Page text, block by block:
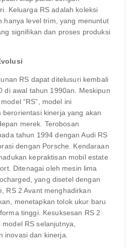
Keluarga RS adalah koleksi
hanya level trim, yang menuntut
signifikan dan proses produksi
RS dapat ditelusuri kembali
di awal tahun 1990an. Meskipun
“RS”, model ini
berorientasi kinerja yang akan
merek. Terobosan
tahun 1994 dengan Audi RS
dengan Porsche. Kendaraan
kepraktisan mobil estate
Ditenagai oleh mesin lima
yang disetel dengan
RS 2 Avant menghadirkan
menetapkan tolok ukur baru
tinggi. Kesuksesan RS 2
RS selanjutnya,
inovasi dan kinerja.